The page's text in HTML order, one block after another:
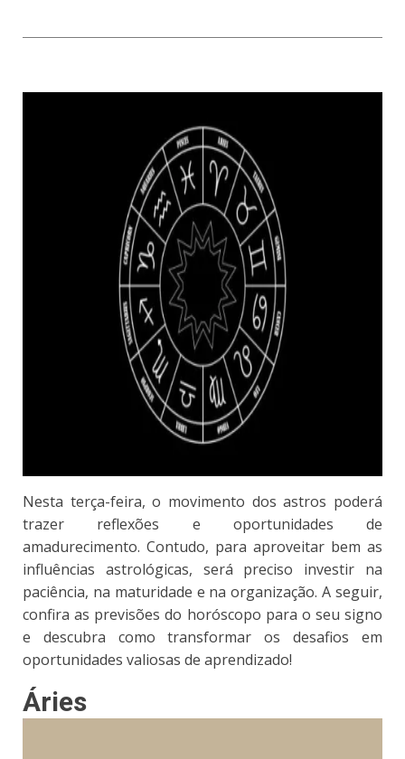
Nesta terça-feira, o movimento dos astros poderá
trazer reflexões e oportunidades de
amadurecimento. Contudo, para aproveitar bem as
influências astrológicas, será preciso investir na
paciência, na maturidade e na organização. A seguir,
confira as previsões do horóscopo para o seu signo
e descubra como transformar os desafios em
oportunidades valiosas de aprendizado!
Áries